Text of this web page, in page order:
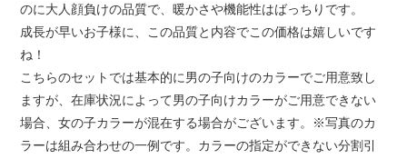
のに大人顔負けの品質で、暖かさや機能性はばっちりです。
成長が早いお子様に、この品質と内容でこの価格は嬉しいです
ね！
こちらのセットでは基本的に男の子向けのカラーでご用意致し
ますが、在庫状況によって男の子向けカラーがご用意できない
場合、女の子カラーが混在する場合がございます。※写真のカ
ラーは組み合わせの一例です。カラーの指定ができない分割引